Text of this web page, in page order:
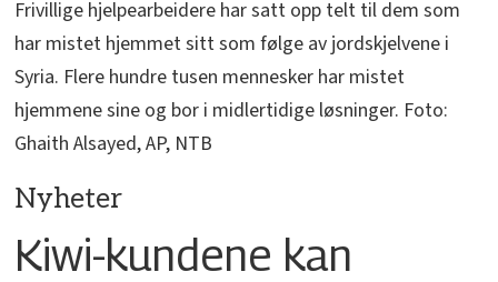
Frivillige hjelpearbeidere har satt opp telt til dem som
har mistet hjemmet sitt som følge av jordskjelvene i
Syria. Flere hundre tusen mennesker har mistet
hjemmene sine og bor i midlertidige løsninger. Foto:
Ghaith Alsayed, AP, NTB
Nyheter
Kiwi-kundene kan